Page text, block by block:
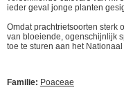
ieder geval jonge planten
Omdat prachtrietsoorten sterk
van bloeiende, ogenschijnlijk
toe te sturen aan het
Familie: Poaceae